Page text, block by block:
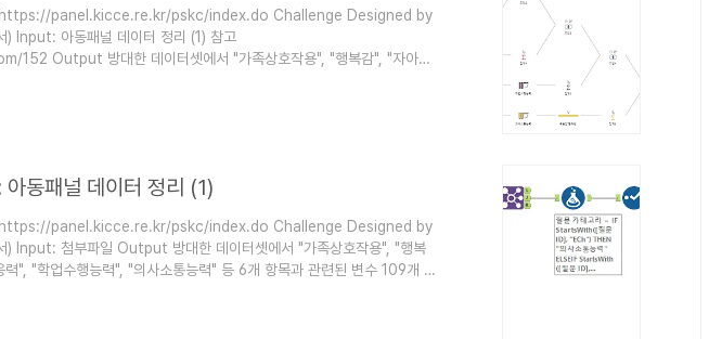
https://panel.kicce.re.kr/pskc/index.do Challenge Designed by
Input: 아동패널 데이터 정리 (1) 참고
Output 방대한 데이터셋에서 "가족상호작용", "행복감", "자아존
질문 카테고리로 구분 각 질문 카테고리별로 응답에 대한 평균값(점수)
동패널 데이터 정리 (1)
https://panel.kicce.re.kr/pskc/index.do Challenge Designed by
Input: 첨부파일 Output 방대한 데이터셋에서 "가족상호작용", "행복
력", "학업수행능력", "의사소통능력" 등 6개 항목과 관련된 변수 109개 추
항목 구성 ID & 질문 ID 오름차순 정렬 후 Record ID 생성 Logic 109개